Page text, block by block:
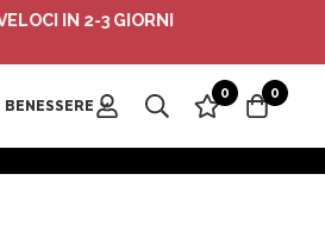
2-3 GIORNI
0 0